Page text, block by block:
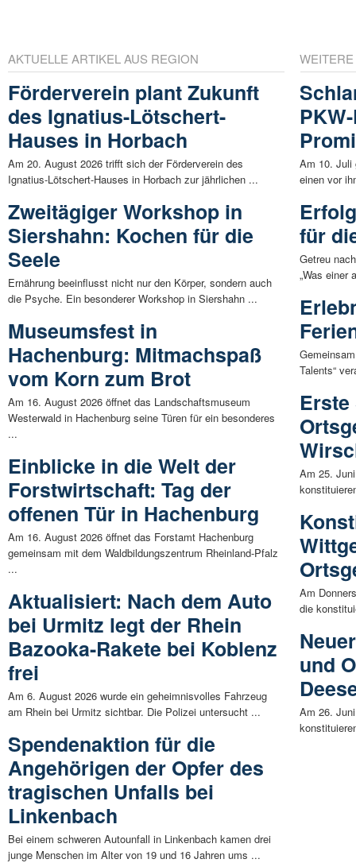
AKTUELLE ARTIKEL AUS REGION
Förderverein plant Zukunft
des Ignatius-Lötschert-
Hauses in Horbach
Am 20. August 2026 trifft sich der Förderverein des
Ignatius-Lötschert-Hauses in Horbach zur jährlichen ...
Zweitägiger Workshop in
Siershahn: Kochen für die
Seele
Ernährung beeinflusst nicht nur den Körper, sondern auch
die Psyche. Ein besonderer Workshop in Siershahn ...
Museumsfest in
Hachenburg: Mitmachspaß
vom Korn zum Brot
Am 16. August 2026 öffnet das Landschaftsmuseum
Westerwald in Hachenburg seine Türen für ein besonderes
...
Einblicke in die Welt der
Forstwirtschaft: Tag der
offenen Tür in Hachenburg
Am 16. August 2026 öffnet das Forstamt Hachenburg
gemeinsam mit dem Waldbildungszentrum Rheinland-Pfalz
...
Aktualisiert: Nach dem Auto
bei Urmitz legt der Rhein
Bazooka-Rakete bei Koblenz
frei
Am 6. August 2026 wurde ein geheimnisvolles Fahrzeug
am Rhein bei Urmitz sichtbar. Die Polizei untersucht ...
Spendenaktion für die
Angehörigen der Opfer des
tragischen Unfalls bei
Linkenbach
Bei einem schweren Autounfall in Linkenbach kamen drei
junge Menschen im Alter von 19 und 16 Jahren ums ...
Am 10. Juli
einen vor
für
Getreu
„Was einer
Talents“
Am 25.
Am
die
und
Am 26.